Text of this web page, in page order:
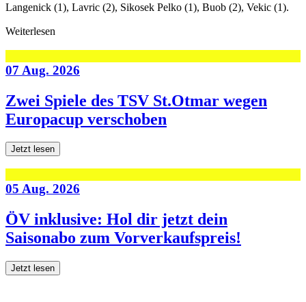
Langenick (1), Lavric (2), Sikosek Pelko (1), Buob (2), Vekic (1).
Weiterlesen
07 Aug. 2026
Zwei Spiele des TSV St.Otmar wegen
Europacup verschoben
Jetzt lesen
05 Aug. 2026
ÖV inklusive: Hol dir jetzt dein
Saisonabo zum Vorverkaufspreis!
Jetzt lesen